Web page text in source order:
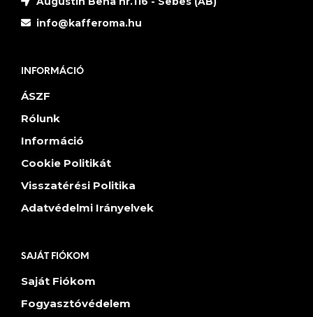
info@kafferoma.hu
INFORMÁCIÓ
ÁSZF
Rólunk
Információ
Cookie Politikát
Visszatérési Politika
Adatvédelmi Irányelvek
SAJÁT FIÓKOM
Saját Fiókom
Fogyasztóvédelem